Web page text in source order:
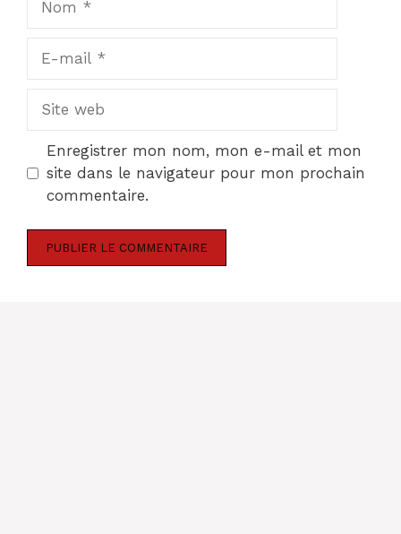
mail
web
Enregistrer mon nom, mon e-mail et mon
site dans le navigateur pour mon prochain
commentaire.